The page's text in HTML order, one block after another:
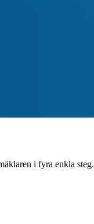
i fyra enkla steg.